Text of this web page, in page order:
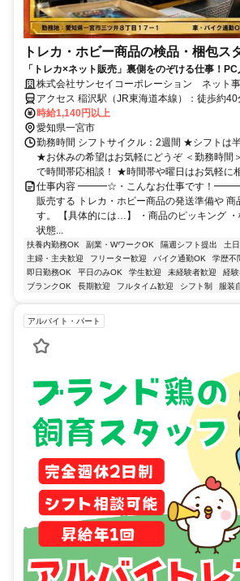
トレカ・ホビー商品の検品・梱包ス
「トレカ×ネット販売」裏側をのぞける仕事！
業が得意な20～30代活躍中
株式会社サンセイコーポレーション ネット
アクセス 稲沢駅（JR東海道本線）：徒歩約
山線）：徒歩約44分、岩倉駅（名鉄犬山線）
時給1,140円以上
愛知県一宮市
勤務時間 シフトサイクル：2週間 ★シフトは
★お休みの希望はお気軽にどうぞ ＜勤務時間
で時間帯応相談！ ★時間帯や曜日はお気軽に
仕事内容 ━━━☆・こんなお仕事です！
販売する トレカ・ホビー商品の発送準備や 商
す。 【具体的には…】 ・商品のピッキング
状態...
扶養内勤務OK 副業・WワークOK 隔週シフト提出
土
主婦・主夫歓迎
フリーター歓迎 バイク通勤OK 学歴不
即日勤務OK
平日のみOK 学生歓迎 未経験者歓迎 経
ブランクOK
長期歓迎 フルタイム歓迎 シフト制 服装
アルバイト・パート